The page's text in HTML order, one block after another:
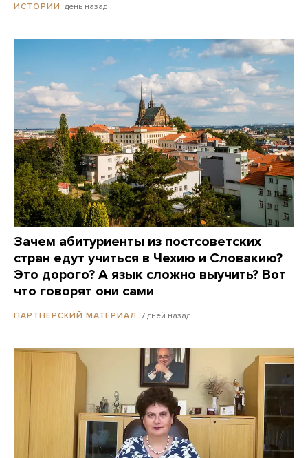
ИСТОРИИ день назад
Зачем абитуриенты из постсоветских
стран едут учиться в Чехию и Словакию?
Это дорого? А язык сложно выучить? Вот
что говорят они сами
ПАРТНЕРСКИЙ МАТЕРИАЛ 7 дней назад